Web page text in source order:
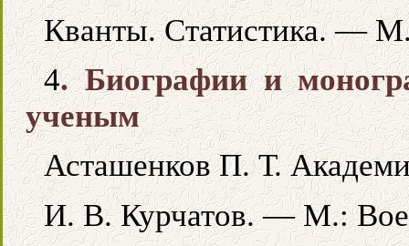
Кванты. Статистика. —
4. Биографии и
ученым
Асташенков П. Т.
И. В. Курчатов. — М.: